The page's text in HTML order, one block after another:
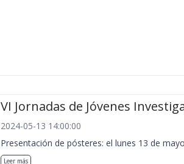
VI Jornadas de Jóvenes
2024-05-13 14:00:00
Presentación de pósteres: el lunes 13 de
Leer más